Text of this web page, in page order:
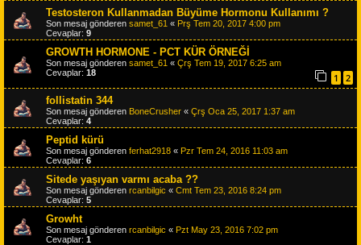
Testosteron Kullanmadan Büyüme Hormonu Kullanımı ?
Son mesaj gönderen samet_61 « Prş Tem 20, 2017 4:00 pm
Cevaplar: 9
GROWTH HORMONE - PCT KÜR ÖRNEĞİ
Son mesaj gönderen samet_61 « Çrş Tem 19, 2017 6:25 am
Cevaplar: 18 1
2
follistatin 344
Son mesaj gönderen BoneCrusher « Çrş Oca 25, 2017 1:37 am
Cevaplar: 4
Peptid kürü
Son mesaj gönderen ferhat2918 « Pzr Tem 24, 2016 11:03 am
Cevaplar: 6
Sitede yaşıyan varmı acaba ??
Son mesaj gönderen rcanbilgic « Cmt Tem 23, 2016 8:24 pm
Cevaplar: 5
Growht
Son mesaj gönderen rcanbilgic « Pzt May 23, 2016 7:02 pm
Cevaplar: 1